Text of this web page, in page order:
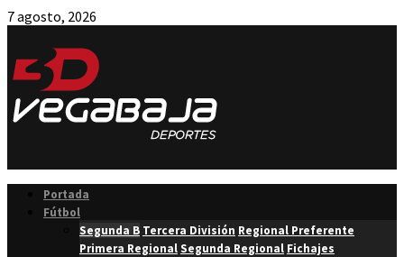
7 agosto, 2026
Portada
Fútbol
Segunda B Tercera División Regional Preferente
Primera RegionalSegunda Regional Fichajes